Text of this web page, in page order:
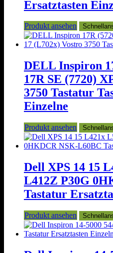
Ersatztasten
Produkt ansehen
DELL Inspiron
17R SE (7720)
3750 Tastatur
Einzelne
Produkt ansehen
Dell XPS 14 15
L412Z P30G
Tastatur
Produkt ansehen